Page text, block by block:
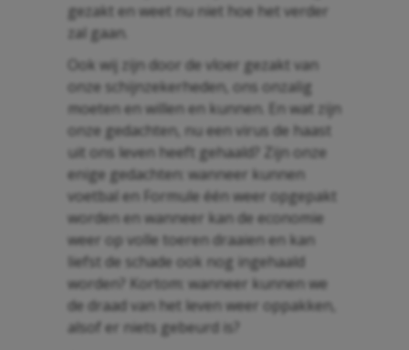
gezakt en weet nu niet hoe het verder
zal gaan.
Ook wij zijn door de vloer gezakt van
onze schijnzekerheden, ons onzalig
moeten en willen en kunnen. En wat zijn
onze gedachten, nu een virus de haast
uit ons leven heeft gehaald? Zijn onze
enige gedachten: wanneer kunnen
voetbal en Formule één weer opgepakt
worden en wanneer kan de economie
weer op volle toeren draaien en kan
liefst de schade ook nog ingehaald
worden? Kortom: wanneer kunnen we
de draad van het leven weer oppakken,
alsof er niets gebeurd is?